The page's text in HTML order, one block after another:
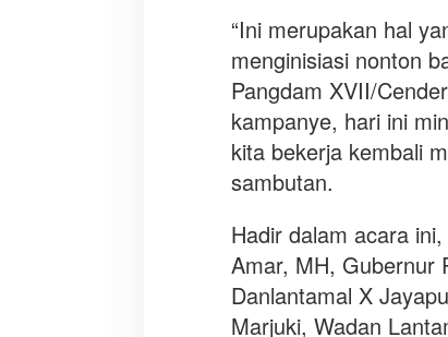
“Ini merupakan hal
menginisiasi nonton
Pangdam XVII/
kampanye, hari ini
kita bekerja kembali
sambutan.
Hadir dalam acara
Amar, MH, Gubernur
Danlantamal X
Marjuki, Wadan